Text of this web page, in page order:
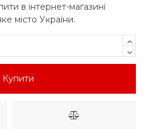
в інтернет-магазині
місто України.
Купити